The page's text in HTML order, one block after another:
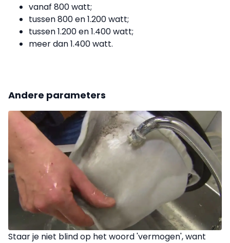
vanaf 800 watt;
tussen 800 en 1.200 watt;
tussen 1.200 en 1.400 watt;
meer dan 1.400 watt.
Andere parameters
Staar je niet blind op het woord 'vermogen', want